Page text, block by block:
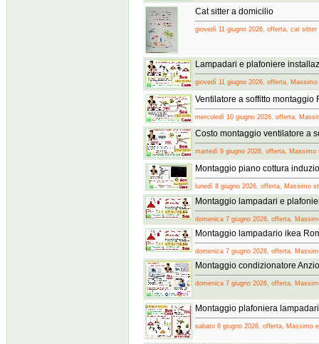
Cat sitter a domicilio
giovedì 11 giugno 2026, offerta, cat sitter
Lampadari e plafoniere
giovedì 11 giugno 2026, offerta, Massimo
Ventilatore a soffitto montaggio
mercoledì 10 giugno 2026, offerta,
Costo montaggio ventilatore a
martedì 9 giugno 2026, offerta, Massimo
Montaggio piano cottura
lunedì 8 giugno 2026, offerta, Massimo
Montaggio lampadari e
domenica 7 giugno 2026, offerta,
Montaggio lampadario ikea
domenica 7 giugno 2026, offerta,
Montaggio condizionatore
domenica 7 giugno 2026, offerta,
Montaggio plafoniera
sabato 6 giugno 2026, offerta, Massimo